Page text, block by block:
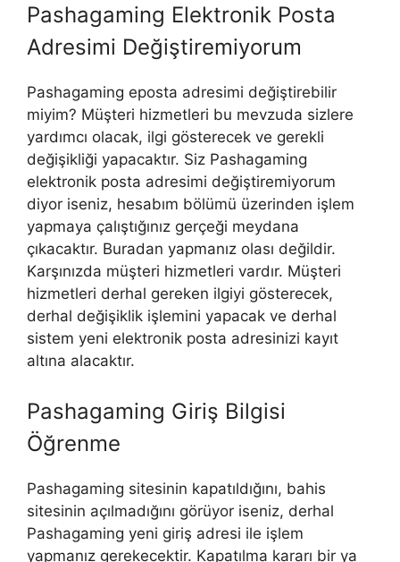
Pashagaming Elektronik Posta
Adresimi Değiştiremiyorum
Pashagaming eposta adresimi değiştirebilir
miyim? Müşteri hizmetleri bu mevzuda sizlere
yardımcı olacak, ilgi gösterecek ve gerekli
değişikliği yapacaktır. Siz Pashagaming
elektronik posta adresimi değiştiremiyorum
diyor iseniz, hesabım bölümü üzerinden işlem
yapmaya çalıştığınız gerçeği meydana
çıkacaktır. Buradan yapmanız olası değildir.
Karşınızda müşteri hizmetleri vardır. Müşteri
hizmetleri derhal gereken ilgiyi gösterecek,
derhal değişiklik işlemini yapacak ve derhal
sistem yeni elektronik posta adresinizi kayıt
altına alacaktır.
Pashagaming Giriş Bilgisi
Öğrenme
Pashagaming sitesinin kapatıldığını, bahis
sitesinin açılmadığını görüyor iseniz, derhal
Pashagaming yeni giriş adresi ile işlem
yapmanız gerekecektir. Kapatılma kararı bir ya